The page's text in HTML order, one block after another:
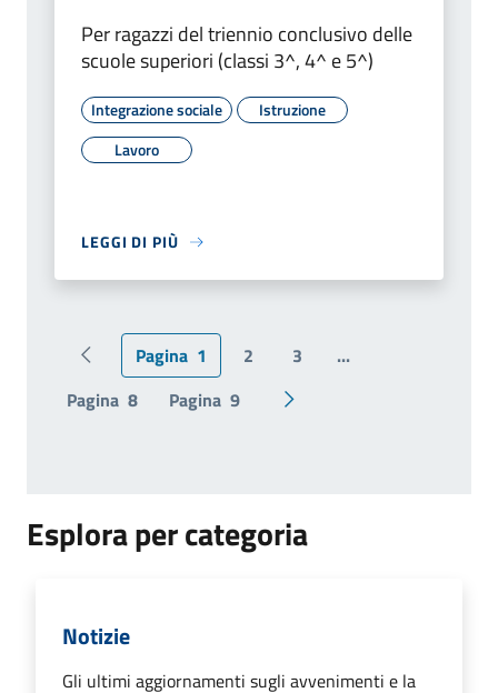
Per ragazzi del triennio conclusivo delle
scuole superiori (classi 3^, 4^ e 5^)
Integrazione sociale
Istruzione
Lavoro
LEGGI DI PIÙ
Pagina precedente
Pagina 1 2 3
...
Pagina 8 Pagina 9 Pagina successiva
Esplora per categoria
Notizie
Gli ultimi aggiornamenti sugli avvenimenti e la